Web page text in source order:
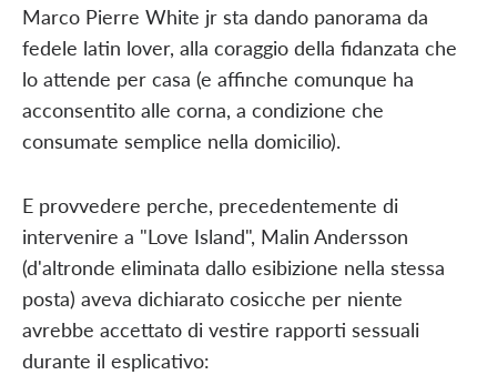
Marco Pierre White jr sta dando panorama da
fedele latin lover, alla coraggio della fidanzata che
lo attende per casa (e affinche comunque ha
acconsentito alle corna, a condizione che
consumate semplice nella domicilio).
E provvedere perche, precedentemente di
intervenire a "Love Island", Malin Andersson
(d'altronde eliminata dallo esibizione nella stessa
posta) aveva dichiarato cosicche per niente
avrebbe accettato di vestire rapporti sessuali
durante il esplicativo: